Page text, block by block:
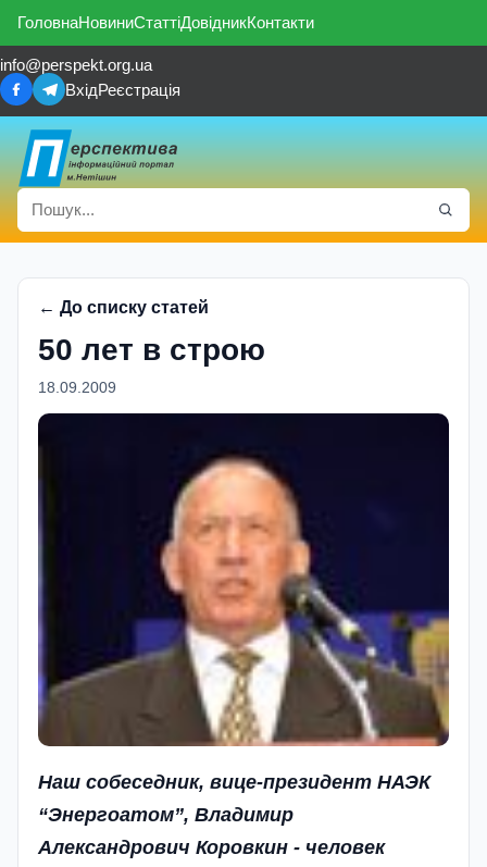
ГоловнаНовиниСтаттіДовідникКонтакти
info@perspekt.org.ua
ВхідРеєстрація
← До списку статей
50 лет в строю
18.09.2009
Наш собеседник, вице-президент НАЭК
“Энергоатом”, Владимир
Александрович Коровкин - человек